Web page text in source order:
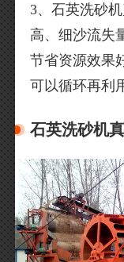
3、石英洗砂
高、细沙流失
节省资源效果
可以循环再利
石英洗砂机